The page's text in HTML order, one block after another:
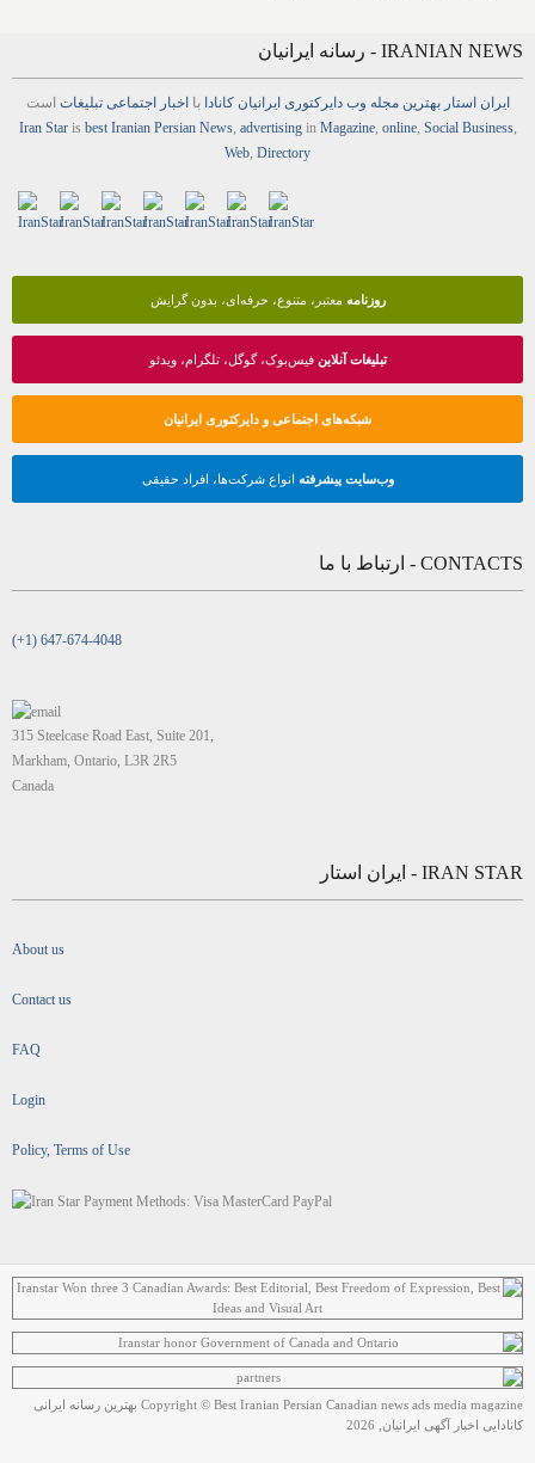
IRANIAN NEWS - رسانه ایرانیان
ایران استار بهترین مجله وب دایرکتوری ایرانیان کانادا بااخبار اجتماعی تبلیغات است
Iran Staris best Iranian Persian News, advertisingin Magazine, online, Social Business,
Web, Directory
روزنامه معتبر، متنوع، حرفه‌ای، بدون گرایش
تبلیغات آنلاینفیس‌بوک، گوگل، تلگرام، ویدئو
شبکه‌های اجتماعی و دایرکتوری ایرانیان
وب‌سایت پیشرفته انواع شرکت‌ها، افراد حقیقی
CONTACTS - ارتباط با ما
(+1) 647-674-4048
315 Steelcase Road East, Suite 201,
Markham, Ontario, L3R 2R5
Canada
IRAN STAR - ایران استار
About us
Contact us
FAQ
Login
Policy, Terms of Use
Copyright © Best Iranian Persian Canadian news ads media magazine بهترین رسانه ایرانی
کانادایی اخبار آگهی ایرانیان, 2026